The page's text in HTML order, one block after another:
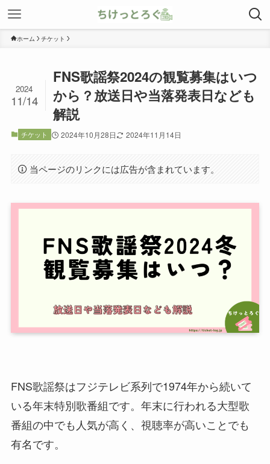
ホーム チケット
FNS歌謡祭2024の観覧募集はいつ
から？放送日や当落発表日なども
解説
2024
11/14
チケット 2024年10月28日 2024年11月14日
当ページのリンクには広告が含まれています。
FNS歌謡祭はフジテレビ系列で1974年から続いて
いる年末特別歌番組です。年末に行われる大型歌
番組の中でも人気が高く、視聴率が高いことでも
有名です。